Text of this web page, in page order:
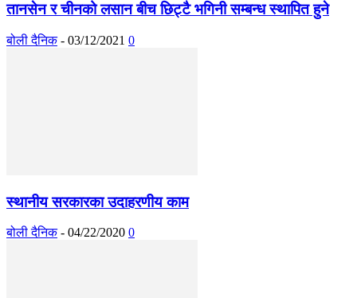
तानसेन र चीनको लसान बीच छिट्टै भगिनी सम्बन्ध स्थापित हुने
बोली दैनिक - 03/12/2021 0
स्थानीय सरकारका उदाहरणीय काम
बोली दैनिक - 04/22/2020 0